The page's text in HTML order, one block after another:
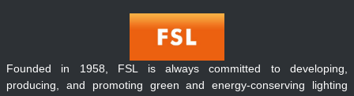
Founded in 1958, FSL is always committed to developing,
producing, and promoting green and energy-conserving lighting